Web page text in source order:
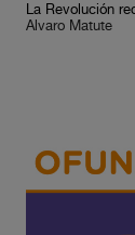
Álvaro Matute